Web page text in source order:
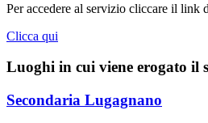
Per accedere al servizio cliccare il link
Clicca qui
Luoghi in cui viene erogato il
Secondaria Lugagnano